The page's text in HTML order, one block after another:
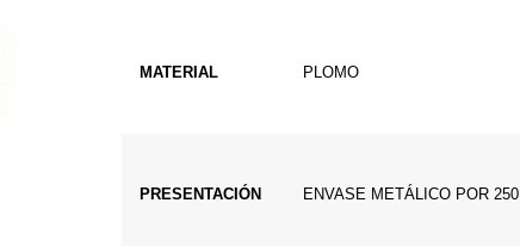
MATERIAL PLOMO
PRESENTACIÓN ENVASE METÁLICO POR 250